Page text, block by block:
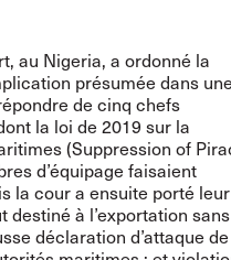
au Nigeria, a ordonné la
présumée dans une
de cinq chefs
la loi de 2019 sur la
(Suppression of
d’équipage faisaient
la cour a ensuite porté leur
à l’exportation sans
déclaration d’attaque de